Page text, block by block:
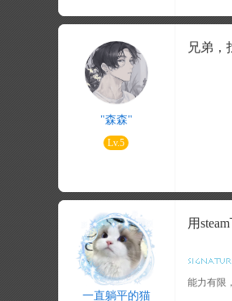
"森森"
Lv.5
兄弟，
一直躺平的猫
用
能力有限